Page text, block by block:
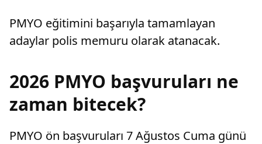
PMYO eğitimini başarıyla tamamlayan
adaylar polis memuru olarak atanacak.
2026 PMYO başvuruları ne
zaman bitecek?
PMYO ön başvuruları 7 Ağustos Cuma günü